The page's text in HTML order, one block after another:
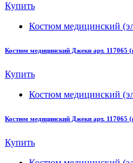
Купить
Костюм медицинский
Костюм медицинский Джеки арт. 117065
Купить
Костюм медицинский
Костюм медицинский Джеки арт. 117065
Купить